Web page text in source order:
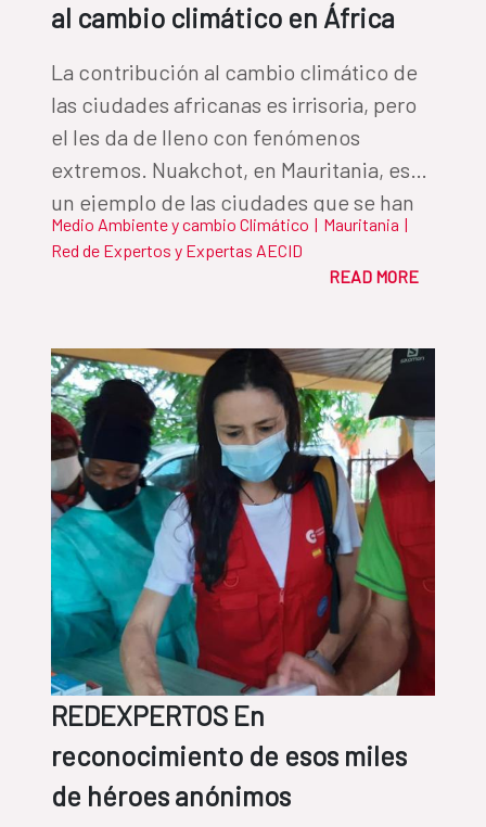
al cambio climático en África
La contribución al cambio climático de
las ciudades africanas es irrisoria, pero
el les da de lleno con fenómenos
extremos. Nuakchot, en Mauritania, es
un ejemplo de las ciudades que se han
unido para hacer de la sostenibilidad
una oportunidad
Medio Ambiente y cambio Climático | Mauritania |
Red de Expertos y Expertas AECID
READ MORE
REDEXPERTOS En
reconocimiento de esos miles
de héroes anónimos